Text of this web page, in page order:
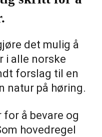
det mulig å
i alle norske
forslag til en
natur på høring.
å bevare og
hovedregel